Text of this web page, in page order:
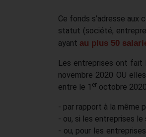
Ce fonds s’adresse
statut (société,
ayant au plus 50
Les entreprises ont fait
novembre 2020 OU
entre le 1 er octobre
- par rapport à la même
- ou, si les entreprises le
- ou, pour les